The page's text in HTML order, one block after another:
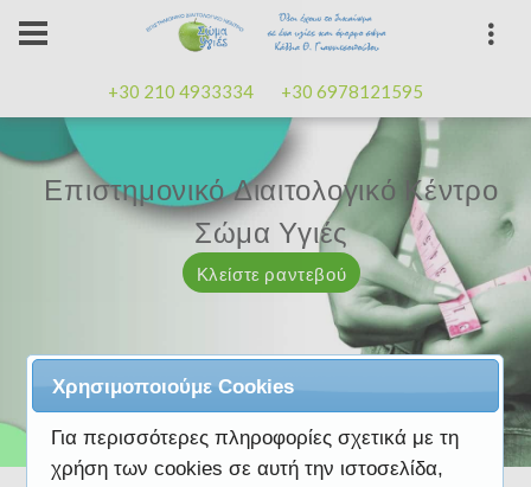
+30 210 4933334 +30 6978121595
Επαγγελματισμός, εμπειρίακαλή
διάθεση
Κλείστε ραντεβού
Επιστημονικό Διαιτολογικό Κέντρο
Σώμα Υγιές
Κλείστε ραντεβού
Μαζί μας μπορείτε
Κλείστε ραντεβού
Επαγγελματισμός, εμπειρίακαλή
διάθεση
Κλείστε ραντεβού
Επιστημονικό Διαιτολογικό Κέντρο
Σώμα Υγιές
Κλείστε ραντεβού
Χρησιμοποιούμε Cookies
Για περισσότερες πληροφορίες σχετικά με τη
χρήση των cookies σε αυτή την ιστοσελίδα,